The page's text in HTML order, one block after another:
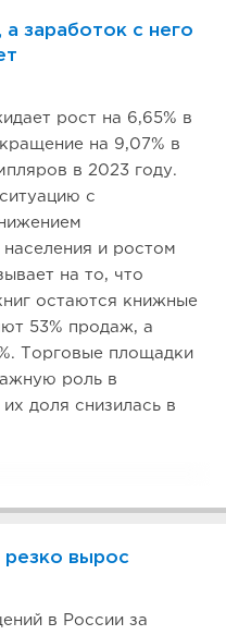
заработок с него
рост на 6,65% в
на 9,07% в
в 2023 году.
с
и ростом
на то, что
остаются книжные
53% продаж, а
Торговые площадки
роль в
доля снизилась в
резко вырос
в России за